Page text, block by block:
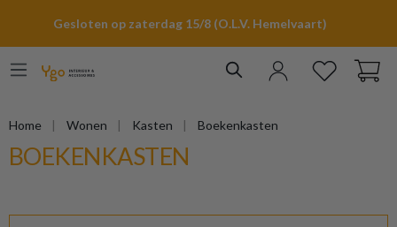
Gesloten op zaterdag 15/8 (O.L.V. Hemelvaart)
Home Wonen Kasten Boekenkasten
BOEKENKASTEN